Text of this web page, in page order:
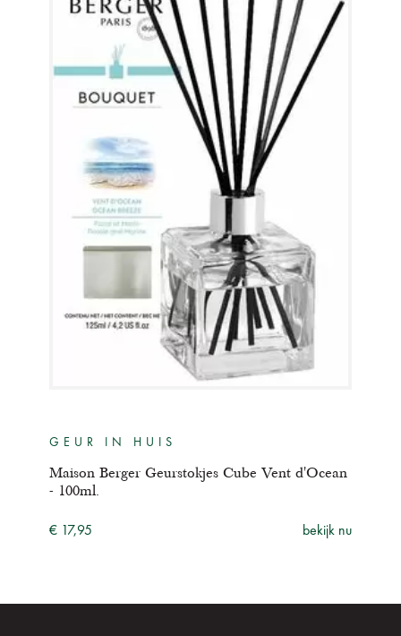
GEUR IN HUIS
Maison Berger Geurstokjes Cube Vent d'Ocean
- 100ml.
€ 17,95 bekijk nu